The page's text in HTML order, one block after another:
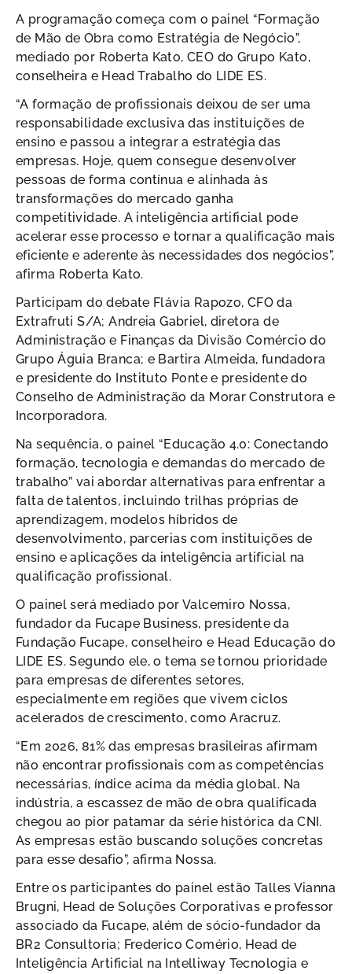
A programação começa com o painel “Formação
de Mão de Obra como Estratégia de Negócio”,
mediado por Roberta Kato, CEO do Grupo Kato,
conselheira e Head Trabalho do LIDE ES.
“A formação de profissionais deixou de ser uma
responsabilidade exclusiva das instituições de
ensino e passou a integrar a estratégia das
empresas. Hoje, quem consegue desenvolver
pessoas de forma contínua e alinhada às
transformações do mercado ganha
competitividade. A inteligência artificial pode
acelerar esse processo e tornar a qualificação mais
eficiente e aderente às necessidades dos negócios”,
afirma Roberta Kato.
Participam do debate Flávia Rapozo, CFO da
Extrafruti S/A; Andreia Gabriel, diretora de
Administração e Finanças da Divisão Comércio do
Grupo Águia Branca; e Bartira Almeida, fundadora
e presidente do Instituto Ponte e presidente do
Conselho de Administração da Morar Construtora e
Incorporadora.
Na sequência, o painel “Educação 4.0: Conectando
formação, tecnologia e demandas do mercado de
trabalho” vai abordar alternativas para enfrentar a
falta de talentos, incluindo trilhas próprias de
aprendizagem, modelos híbridos de
desenvolvimento, parcerias com instituições de
ensino e aplicações da inteligência artificial na
qualificação profissional.
O painel será mediado por Valcemiro Nossa,
fundador da Fucape Business, presidente da
Fundação Fucape, conselheiro e Head Educação do
LIDE ES. Segundo ele, o tema se tornou prioridade
para empresas de diferentes setores,
especialmente em regiões que vivem ciclos
acelerados de crescimento, como Aracruz.
“Em 2026, 81% das empresas brasileiras afirmam
não encontrar profissionais com as competências
necessárias, índice acima da média global. Na
indústria, a escassez de mão de obra qualificada
chegou ao pior patamar da série histórica da CNI.
As empresas estão buscando soluções concretas
para esse desafio”, afirma Nossa.
Entre os participantes do painel estão Talles Vianna
Brugni, Head de Soluções Corporativas e professor
associado da Fucape, além de sócio-fundador da
BR2 Consultoria; Frederico Comério, Head de
Inteligência Artificial na Intelliway Tecnologia e